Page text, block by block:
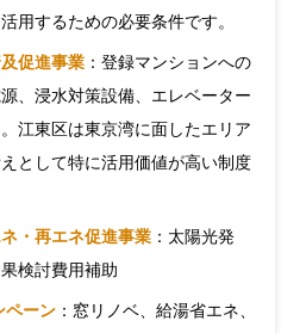
用するための必要条件です。
促進事業 ：登録マンションへの
、浸水対策設備、エレベーター
江東区は東京湾に面したエリア
として特に活用価値が高い制度
・再エネ促進事業 ：太陽光発
検討費用補助
ペーン ：窓リノベ、給湯省エネ、